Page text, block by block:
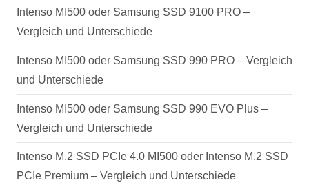
Intenso MI500 oder Samsung SSD 9100 PRO –
Vergleich und Unterschiede
Intenso MI500 oder Samsung SSD 990 PRO – Vergleich
und Unterschiede
Intenso MI500 oder Samsung SSD 990 EVO Plus –
Vergleich und Unterschiede
Intenso M.2 SSD PCIe 4.0 MI500 oder Intenso M.2 SSD
PCIe Premium – Vergleich und Unterschiede